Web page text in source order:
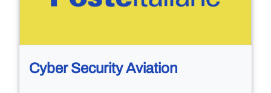
Cyber Security Aviation